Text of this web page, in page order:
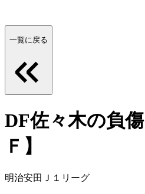
一覧に戻る
DF佐々木の負
Ｆ】
明治安田Ｊ１リーグ